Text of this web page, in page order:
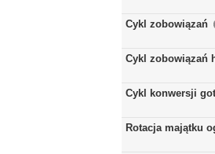
Cykl zobowiązań
Cykl zobowiązań
Cykl konwersji
Rotacja majątku